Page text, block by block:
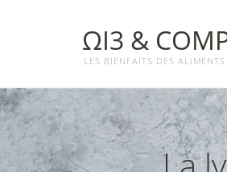
ΩΙ3 &
LES BIENFAITS DES